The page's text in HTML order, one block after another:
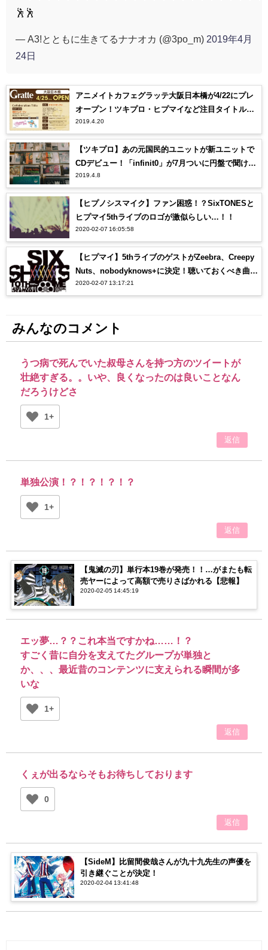
🕺🕺
— A3!とともに生きてるナナオカ (@3po_m) 2019年4月
24日
アニメイトカフェグラッテ大阪日本橋が4/22にプレ
オープン！ツキプロ・ヒプマイなど注目タイトル多
数！
2019.4.20
【ツキプロ】あの元国民的ユニットが新ユニットで
CDデビュー！「infinit0」が7月ついに円盤で聞け
る！さらに4月12日配信予定のラジオで1曲ずつ先行
公開！
2019.4.8
【ヒプノシスマイク】ファン困惑！？SixTONESと
ヒプマイ5thライブのロゴが激似らしい…！！
2020-02-07 16:05:58
【ヒプマイ】5thライブのゲストがZeebra、Creepy
Nuts、nobodyknows+に決定！聴いておくべき曲
は？？
2020-02-07 13:17:21
みんなのコメント
うつ病で死んでいた叔母さんを持つ方のツイートが
壮絶すぎる。。いや、良くなったのは良いことなん
だろうけどさ
1+
返信
単独公演！？！？！？！？
1+
返信
【鬼滅の刃】単行本19巻が発売！！…がまたも転
売ヤーによって高額で売りさばかれる【悲報】
2020-02-05 14:45:19
エッ夢…？？これ本当ですかね……！？
すごく昔に自分を支えてたグループが単独と
か、、、最近昔のコンテンツに支えられる瞬間が多
いな
1+
返信
くぇが出るならそもお待ちしております
0
返信
【SideM】比留間俊哉さんが九十九先生の声優を
引き継ぐことが決定！
2020-02-04 13:41:48